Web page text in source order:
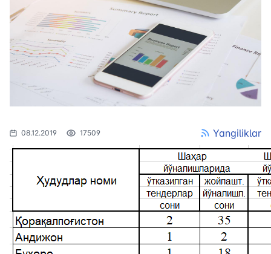
08.12.2019 17509 Yangiliklar